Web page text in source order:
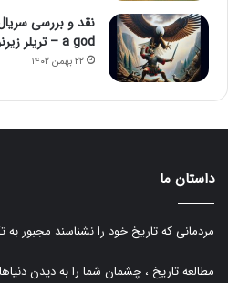
a god – تریلر زیرنویس فارسی
۲۲ بهمن ۱۴۰۲
داستان ما
مردمانی که تاریخ خود را نشناسند مجبور به
مطالعه تاریخ ، چشمان شما را به دیدن